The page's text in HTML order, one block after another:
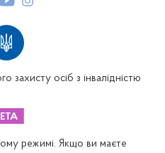
захисту осіб з інвалідністю
режимі. Якщо ви маєте